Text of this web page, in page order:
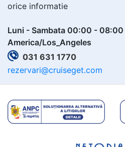
orice informatie
Luni - Sambata 00:00 - 08:00
America/Los_Angeles
031 631 1770
rezervari@cruiseget.com